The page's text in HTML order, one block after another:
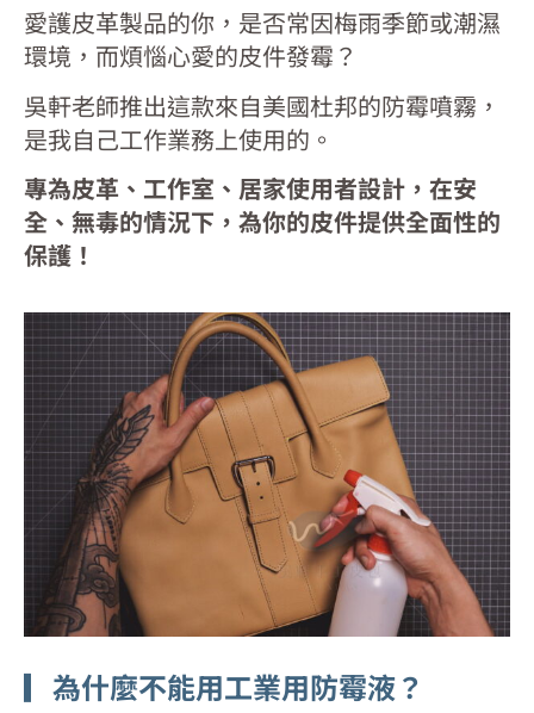
氧
抑
菌
劑
180mL
數
量
愛護皮革製品的你，是否常因梅雨季節或潮濕
環境，而煩惱心愛的皮件發霉？
吳軒老師推出這款來自美國杜邦的防霉噴霧，
是我自己工作業務上使用的。
專為皮革、工作室、居家使用者設計，在安
全、無毒的情況下，為你的皮件提供全面性的
保護！
▎為什麼不能用工業用防霉液？